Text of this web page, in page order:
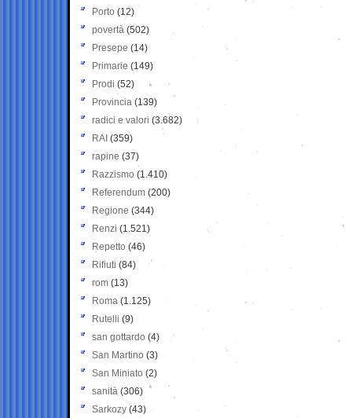
Porto (12)
povertà (502)
Presepe (14)
Primarie (149)
Prodi (52)
Provincia (139)
radici e valori (3.682)
RAI (359)
rapine (37)
Razzismo (1.410)
Referendum (200)
Regione (344)
Renzi (1.521)
Repetto (46)
Rifiuti (84)
rom (13)
Roma (1.125)
Rutelli (9)
san gottardo (4)
San Martino (3)
San Miniato (2)
sanità (306)
Sarkozy (43)